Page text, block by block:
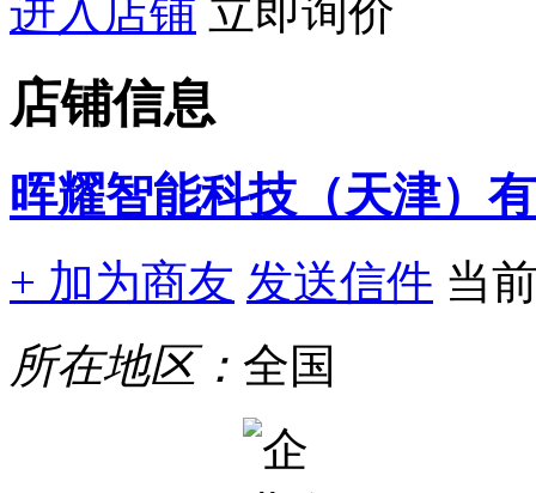
进入店铺 立即询价
店铺信息
晖耀智能科技（天津）
+ 加为商友 发送信件 当
所在地区： 全国